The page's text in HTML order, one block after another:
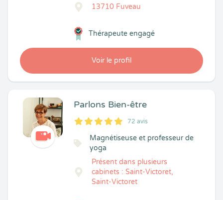
13710 Fuveau
Voir le profil
Thérapeute engagé
Parlons Bien-être
5
1
5
72 72 avis
Magnétiseuse et professeur de
yoga
Présent dans plusieurs
cabinets : Saint-Victoret,
Saint-Victoret